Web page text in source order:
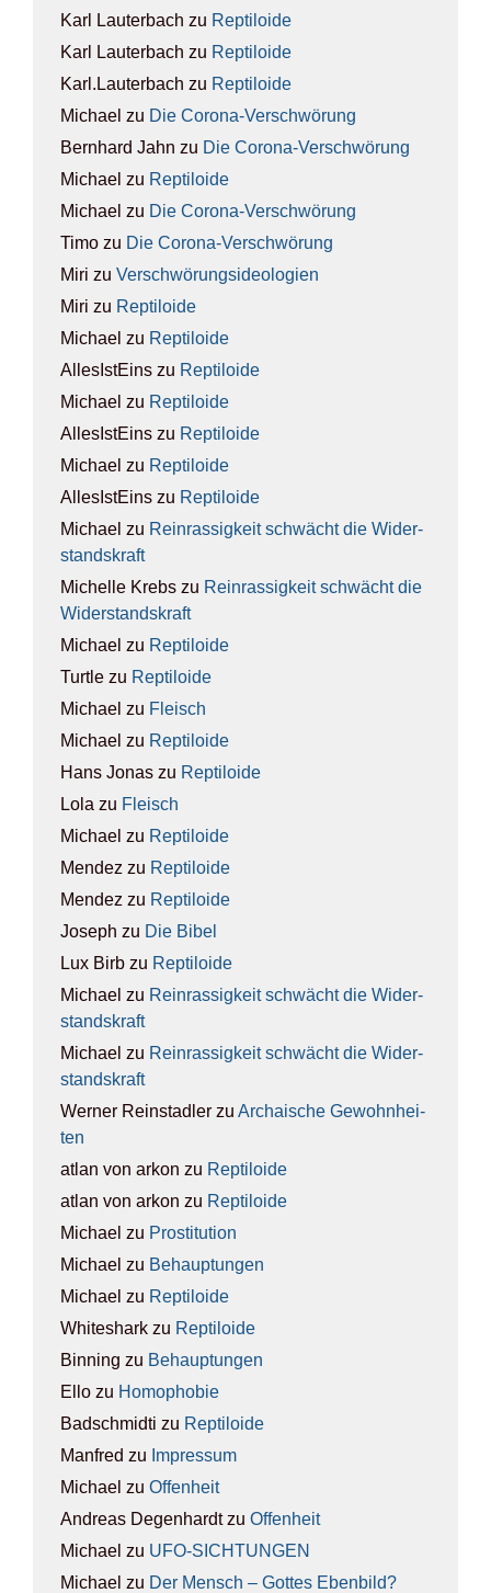
Karl Lauterbach zu Rep­ti­lo­ide
Karl Lauterbach zu Rep­ti­lo­ide
Karl.Lauterbach zu Rep­ti­lo­ide
Michael zu Die Coro­na-Ver­schwö­rung
Bernhard Jahn zu Die Coro­na-Ver­schwö­rung
Michael zu Rep­ti­lo­ide
Michael zu Die Coro­na-Ver­schwö­rung
Timo zu Die Coro­na-Ver­schwö­rung
Miri zu Ver­schwö­rungs­ideo­lo­gien
Miri zu Rep­ti­lo­ide
Michael zu Rep­ti­lo­ide
AllesIstEins zu Rep­ti­lo­ide
Michael zu Rep­ti­lo­ide
AllesIstEins zu Rep­ti­lo­ide
Michael zu Rep­ti­lo­ide
AllesIstEins zu Rep­ti­lo­ide
Michael zu Rein­ras­sig­keit schwächt die Wider­
stands­kraft
Michelle Krebs zu Rein­ras­sig­keit schwächt die
Wider­stands­kraft
Michael zu Rep­ti­lo­ide
Turtle zu Rep­ti­lo­ide
Michael zu Fleisch
Michael zu Rep­ti­lo­ide
Hans Jonas zu Rep­ti­lo­ide
Lola zu Fleisch
Michael zu Rep­ti­lo­ide
Mendez zu Rep­ti­lo­ide
Mendez zu Rep­ti­lo­ide
Joseph zu Die Bibel
Lux Birb zu Rep­ti­lo­ide
Michael zu Rein­ras­sig­keit schwächt die Wider­
stands­kraft
Michael zu Rein­ras­sig­keit schwächt die Wider­
stands­kraft
Werner Reinstadler zu Archai­sche Gewohn­hei­
ten
atlan von arkon zu Rep­ti­lo­ide
atlan von arkon zu Rep­ti­lo­ide
Michael zu Pro­sti­tu­ti­on
Michael zu Behaup­tun­gen
Michael zu Rep­ti­lo­ide
Whiteshark zu Rep­ti­lo­ide
Binning zu Behaup­tun­gen
Ello zu Homo­pho­bie
Badschmidti zu Rep­ti­lo­ide
Manfred zu Impres­sum
Michael zu Offen­heit
Andreas Degenhardtzu Offen­heit
Michael zu UFO-SICH­TUN­GEN
Michael zu Der Mensch – Got­tes Eben­bild?